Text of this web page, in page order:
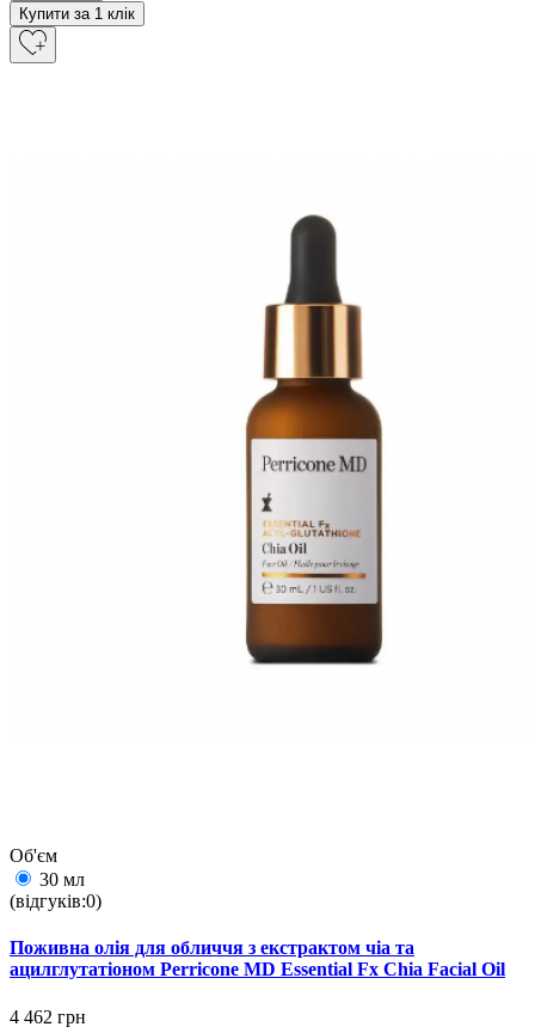
Купити за 1 клiк
Об'єм
30 мл
(відгуків:0)
Поживна олія для обличчя з екстрактом чіа та
ацилглутатіоном Perricone MD Essential Fx Chia Facial Oil
4 462 грн